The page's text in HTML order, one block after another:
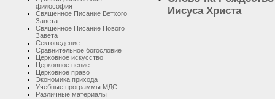
философия
Священное Писание Ветхого
Завета
Священное Писание Нового
Завета
Сектоведение
Сравнительное богословие
Церковное искусство
Церковное пение
Церковное право
Экономика прихода
Учебные программы МДС
Различные материалы
Иисуса Христа